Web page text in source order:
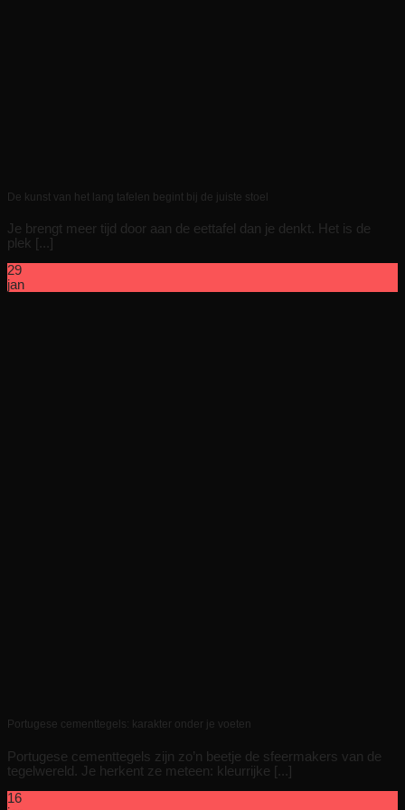
De kunst van het lang tafelen begint bij de juiste stoel
Je brengt meer tijd door aan de eettafel dan je denkt. Het is de
plek [...]
29
jan
Portugese cementtegels: karakter onder je voeten
Portugese cementtegels zijn zo’n beetje de sfeermakers van de
tegelwereld. Je herkent ze meteen: kleurrijke [...]
16